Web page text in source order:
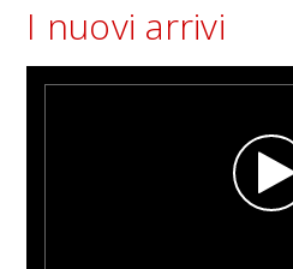
I nuovi arrivi